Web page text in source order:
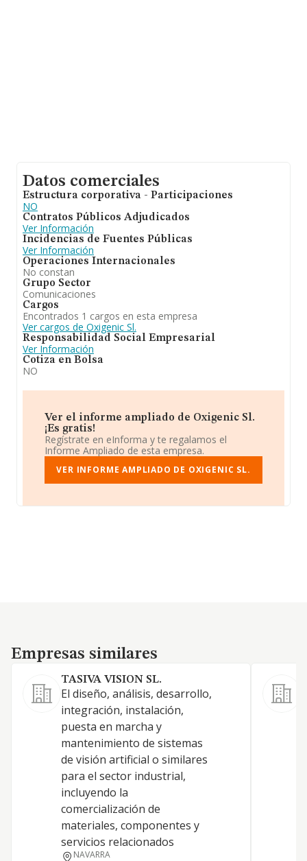
Datos comerciales
Estructura corporativa - Participaciones
NO
Contratos Públicos Adjudicados
Ver Información
Incidencias de Fuentes Públicas
Ver Información
Operaciones Internacionales
No constan
Grupo Sector
Comunicaciones
Cargos
Encontrados 1 cargos en esta empresa
Ver cargos de Oxigenic Sl.
Responsabilidad Social Empresarial
Ver Información
Cotiza en Bolsa
NO
Ver el informe ampliado de Oxigenic Sl.
¡Es gratis!
Regístrate en eInforma y te regalamos el
Informe Ampliado de esta empresa.
VER INFORME AMPLIADO DE OXIGENIC SL.
Empresas similares
Empresas similares
TASIVA VISION SL.
El diseño, análisis, desarrollo,
integración, instalación,
puesta en marcha y
mantenimiento de sistemas
de visión artificial o similares
para el sector industrial,
incluyendo la
comercialización de
materiales, componentes y
servicios relacionados
NAVARRA